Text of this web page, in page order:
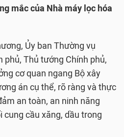
mắc của Nhà máy lọc hóa
Ủy ban Thường vụ
phủ, Thủ tướng Chính phủ,
cơ quan ngang Bộ xây
án cụ thể, rõ ràng và thực
an toàn, an ninh năng
cung cầu xăng, dầu trong